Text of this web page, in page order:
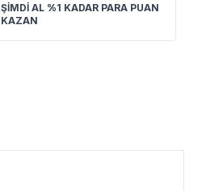
ŞİMDİ AL %1 KADAR PARA PUAN
KAZAN